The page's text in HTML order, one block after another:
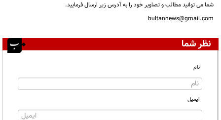
شما می توانید مطالب و تصاویر خود را به آدرس زیر ارسال فرمایید.
bultannews@gmail.com
نظر شما
نام
ایمیل